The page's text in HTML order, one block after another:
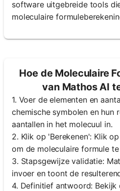
software uitgebreide tools
moleculaire
Hoe de Moleculaire
van Mathos AI
1. Voer de elementen en
chemische symbolen en hun
aantallen in het molecuul in.
2. Klik op 'Berekenen': Klik
om de moleculaire formule te
3. Stapsgewijze validatie:
invoer en toont de
4. Definitief antwoord: